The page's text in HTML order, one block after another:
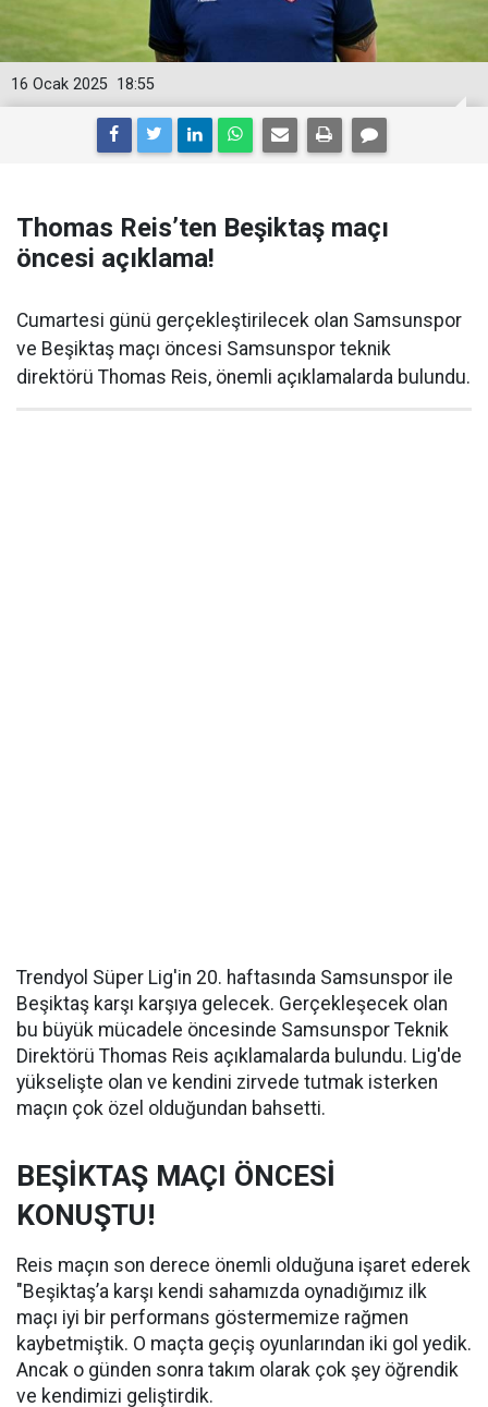
18:55
16 Ocak 2025
Thomas Reis’ten Beşiktaş maçı
öncesi açıklama!
Cumartesi günü gerçekleştirilecek olan Samsunspor
ve Beşiktaş maçı öncesi Samsunspor teknik
direktörü Thomas Reis, önemli açıklamalarda bulundu.
Trendyol Süper Lig'in 20. haftasında Samsunspor ile
Beşiktaş karşı karşıya gelecek. Gerçekleşecek olan
bu büyük mücadele öncesinde Samsunspor Teknik
Direktörü Thomas Reis açıklamalarda bulundu. Lig'de
yükselişte olan ve kendini zirvede tutmak isterken
maçın çok özel olduğundan bahsetti.
BEŞİKTAŞ MAÇI ÖNCESİ
KONUŞTU!
Reis maçın son derece önemli olduğuna işaret ederek
"Beşiktaş’a karşı kendi sahamızda oynadığımız ilk
maçı iyi bir performans göstermemize rağmen
kaybetmiştik. O maçta geçiş oyunlarından iki gol yedik.
Ancak o günden sonra takım olarak çok şey öğrendik
ve kendimizi geliştirdik.